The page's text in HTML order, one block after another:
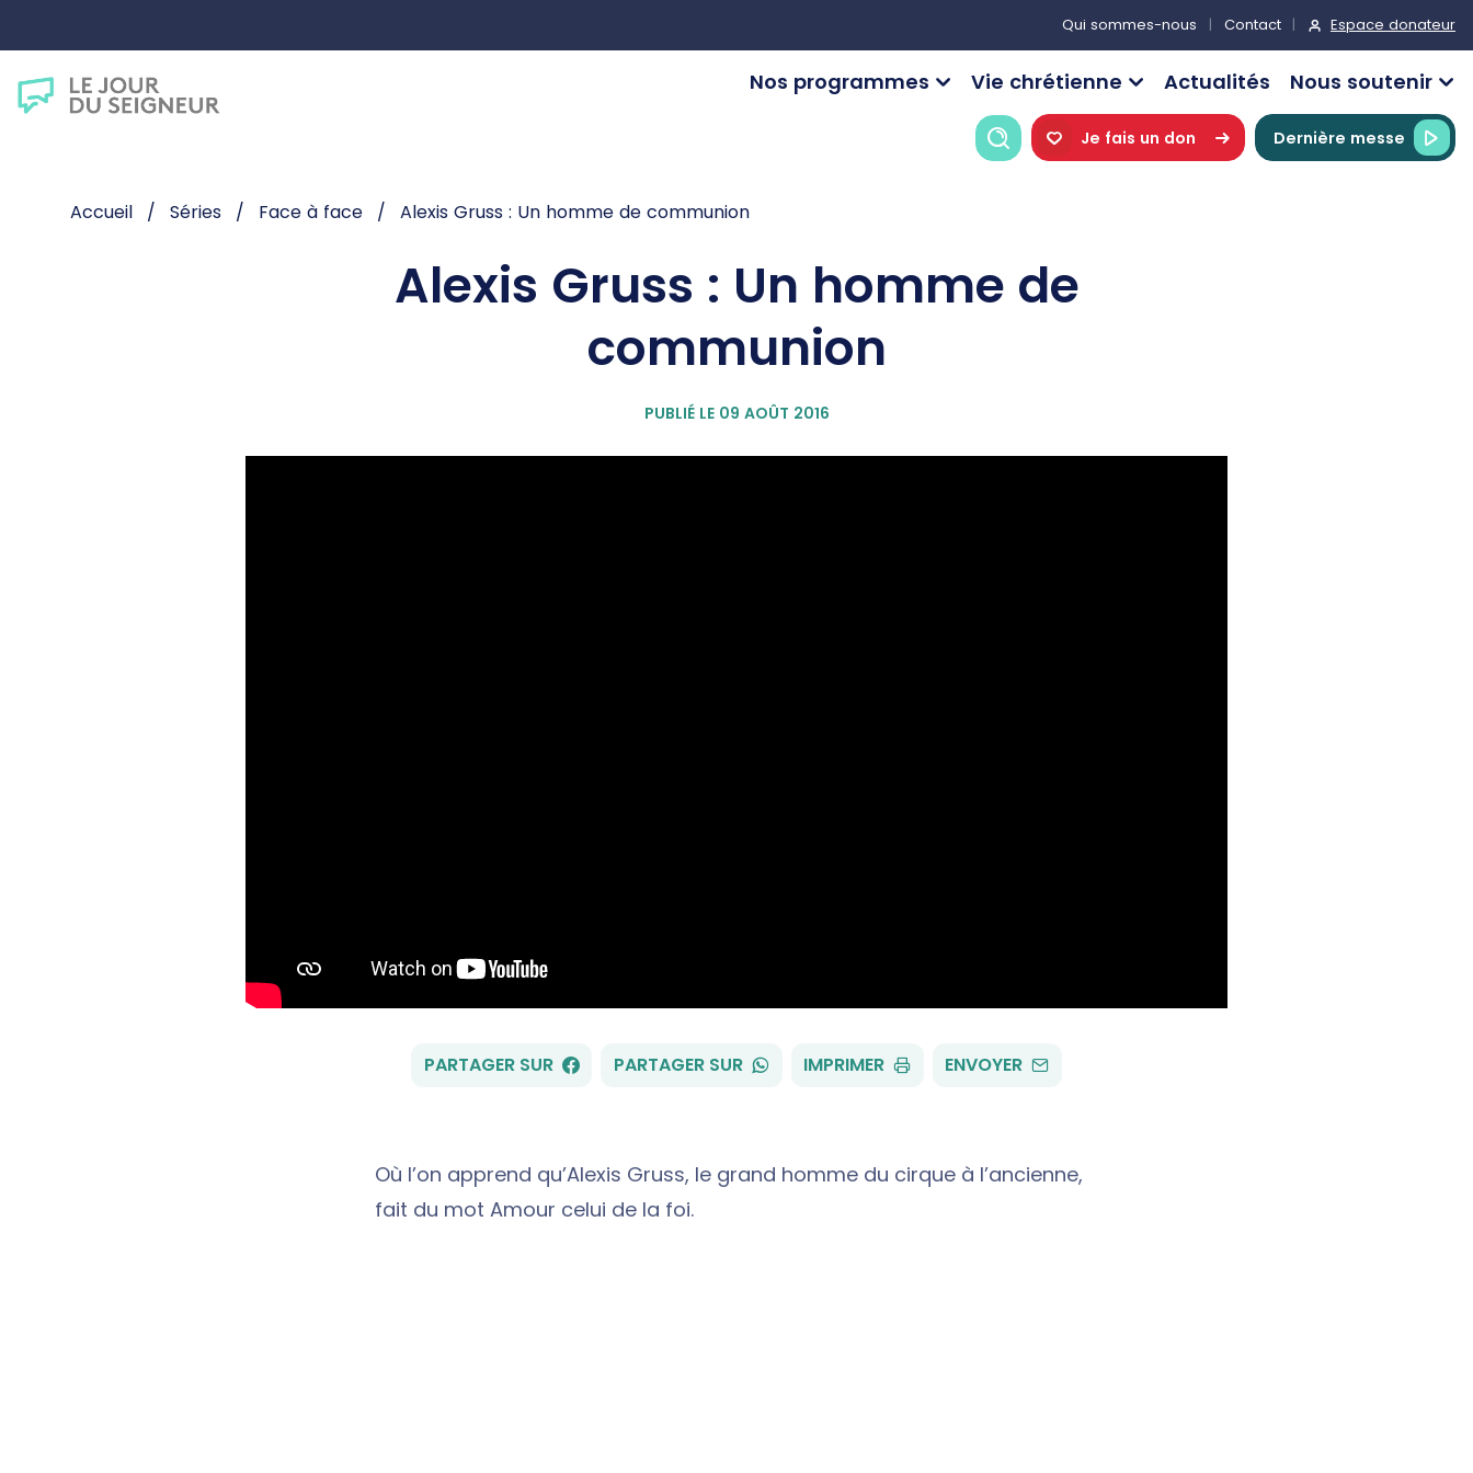
Qui sommes-nous Contact Espace donateur
Nos programmes Vie chrétienne Actualités Nous soutenir
RechercheJe fais un don Dernière messe
Accueil Séries Face à face Alexis Gruss : Un homme de communion
Alexis Gruss : Un homme de
communion
PUBLIÉ LE 09 AOÛT 2016
PARTAGER SUR FACEBOOK
PARTAGER SUR WHATSAPP
IMPRIMER ENVOYER PAR
Où l’on apprend qu’Alexis Gruss, le grand homme du cirque à l’ancienne,
fait du mot Amour celui de la foi.